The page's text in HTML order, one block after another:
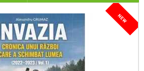
NEW